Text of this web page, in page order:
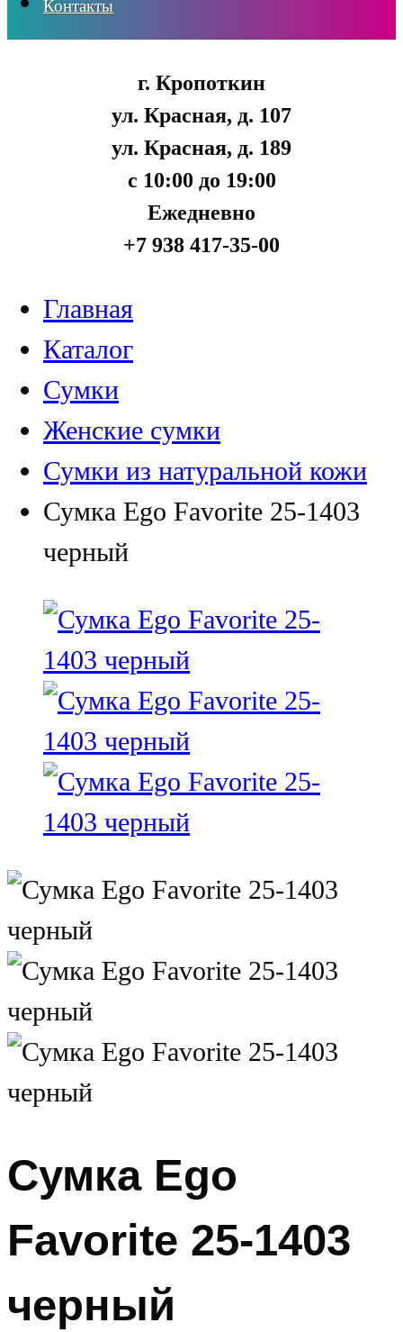
Контакты
г. Кропоткин
ул. Красная, д. 107
ул. Красная, д. 189
с 10:00 до 19:00
Ежедневно
+7 938 417-35-00
Главная
Каталог
Сумки
Женские сумки
Сумки из натуральной кожи
Сумка Ego Favorite 25-1403
черный
Сумка Ego
Favorite 25-1403
черный